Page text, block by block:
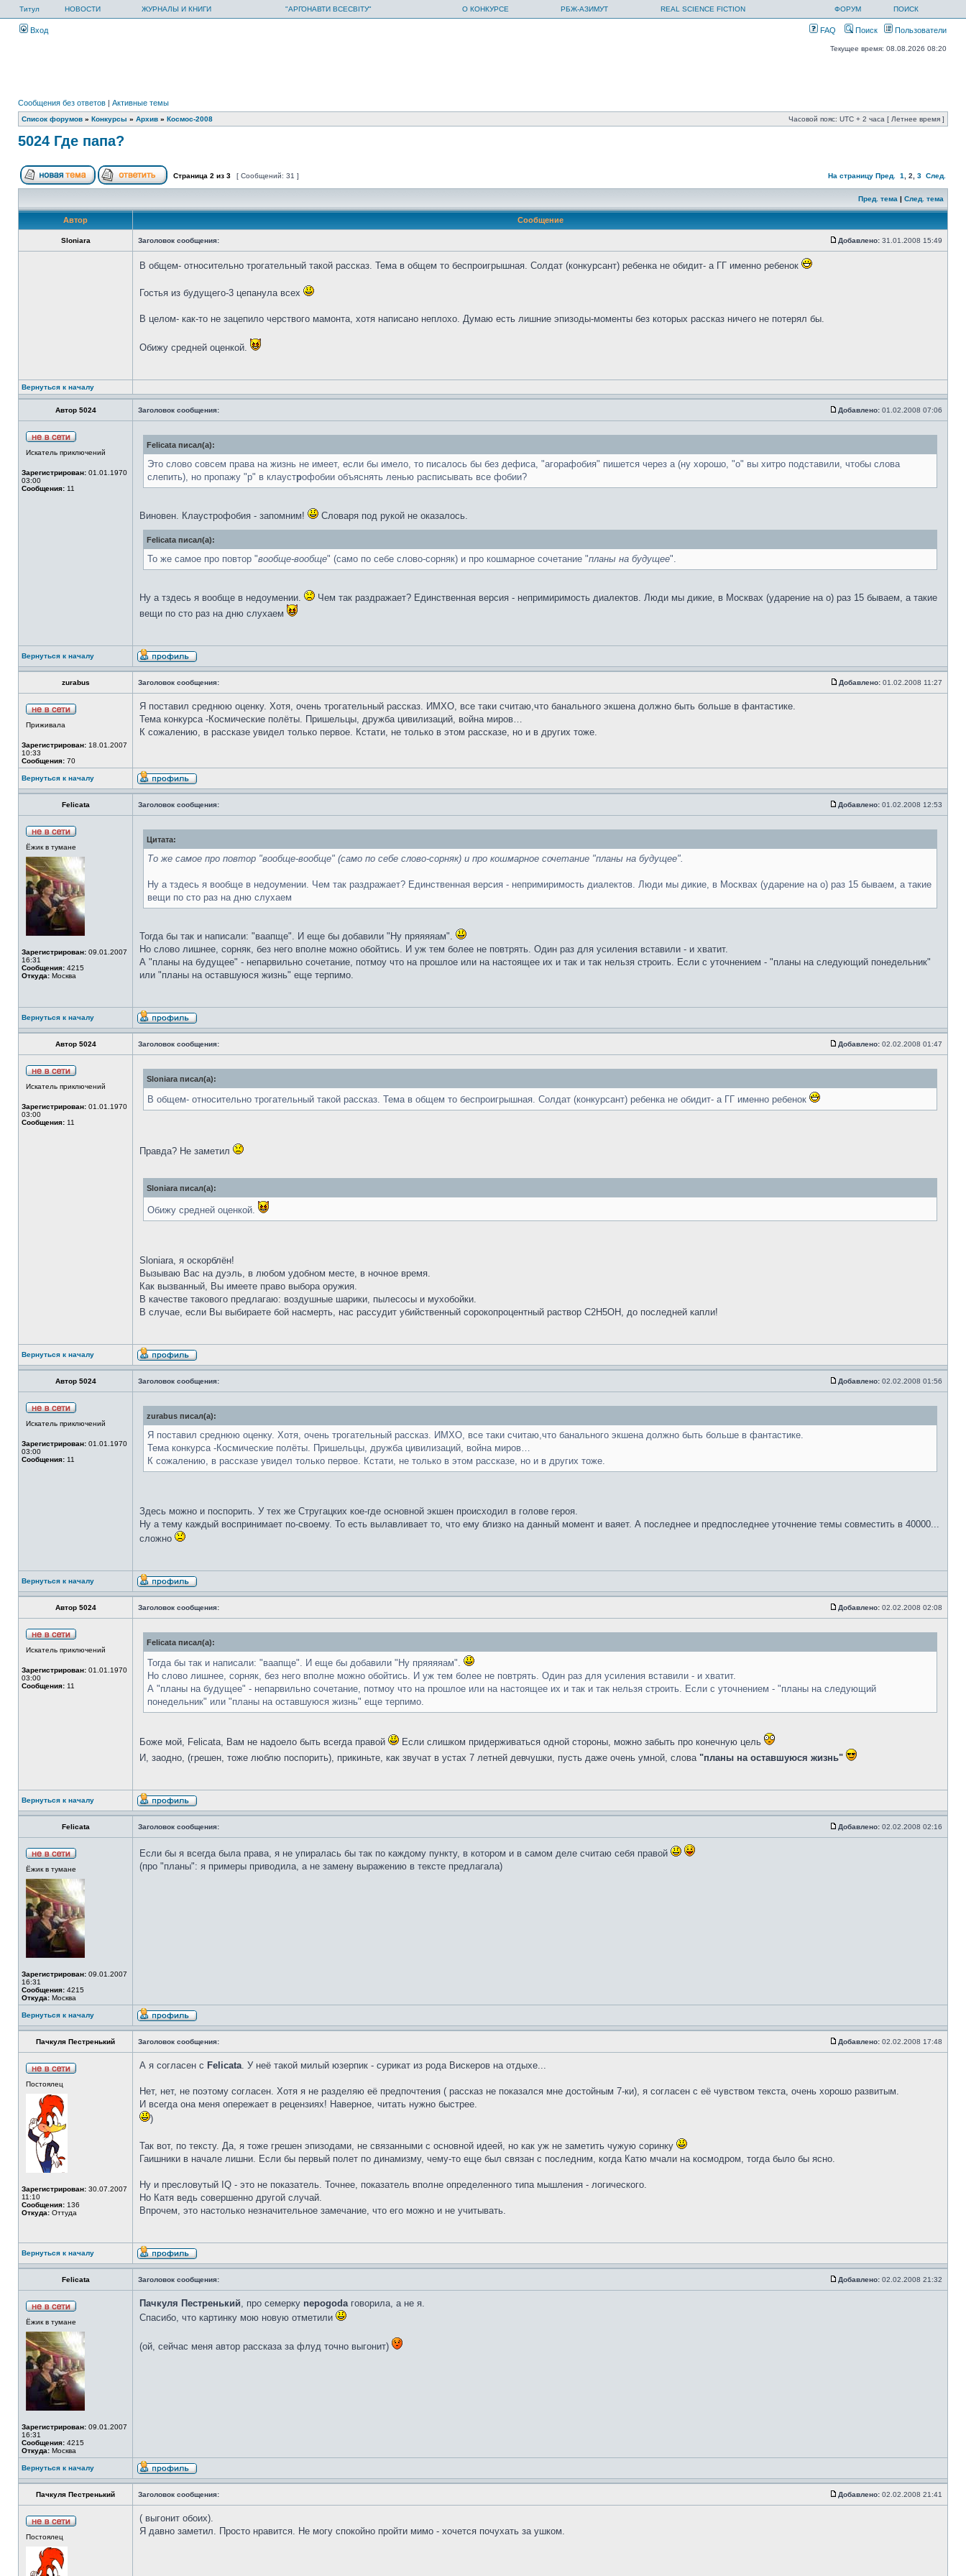
Титул НОВОСТИ ЖУРНАЛЫ И КНИГИ "АРГОНАВТИ ВСЕСВІТУ" О КОНКУРСЕ РБЖ-АЗИМУТ REAL SCIENCE FICTION ФОРУМ ПОИСК
Вход FAQ Поиск Пользователи
Текущее время: 08.08.2026 08:20
Сообщения без ответов | Активные темы
Список форумов » Конкурсы » Архив » Космос-2008 Часовой пояс: UTC + 2 часа [ Летнее время ]
5024 Где папа?
Страница 2 из 3 [ Сообщений: 31 ] На страницу Пред. 1 2 3 След.
Пред. тема | След. тема
Автор Сообщение
Sloniara Заголовок сообщения: Добавлено: 31.01.2008 15:49
В общем- относительно трогательный такой рассказ. Тема в общем то беспроигрышная. Солдат (конкурсант) ребенка не обидит- а ГГ именно ребенок
Гостья из будущего-3 цепанула всех
В целом- как-то не зацепило черствого мамонта, хотя написано неплохо. Думаю есть лишние эпизоды-моменты без которых рассказ ничего не потерял бы.
Обижу средней оценкой.
Вернуться к началу
Автор 5024 Заголовок сообщения: Добавлено: 01.02.2008 07:06
Искатель приключений
Зарегистрирован: 01.01.1970
03:00
Сообщения: 11
Felicata писал(а):
Это слово совсем права на жизнь не имеет, если бы имело, то писалось бы без дефиса, "агорафобия" пишется через а (ну хорошо, "о" вы хитро подставили, чтобы слова
слепить), но пропажу "р" в клаустрофобии объяснять ленью расписывать все фобии?
Виновен. Клаустрофобия - запомним! Словаря под рукой не оказалось.
Felicata писал(а):
То же самое про повтор "вообще-вообще" (само по себе слово-сорняк) и про кошмарное сочетание "планы на будущее".
Ну а тздесь я вообще в недоумении.
Чем так раздражает? Единственная версия - непримиримость диалектов. Люди мы дикие, в Москвах (ударение на о) раз 15 бываем, а такие
вещи по сто раз на дню слухаем
Вернуться к началу
zurabus Заголовок сообщения: Добавлено: 01.02.2008 11:27
Приживала
Зарегистрирован: 18.01.2007
10:33
Сообщения: 70
Я поставил среднюю оценку. Хотя, очень трогательный рассказ. ИМХО, все таки считаю,что банального экшена должно быть больше в фантастике.
Тема конкурса -Космические полёты. Пришельцы, дружба цивилизаций, война миров…
К сожалению, в рассказе увидел только первое. Кстати, не только в этом рассказе, но и в других тоже.
Вернуться к началу
Felicata Заголовок сообщения: Добавлено: 01.02.2008 12:53
Ёжик в тумане
Зарегистрирован: 09.01.2007
16:31
Сообщения: 4215
Откуда: Москва
Цитата:
То же самое про повтор "вообще-вообще" (само по себе слово-сорняк) и про кошмарное сочетание "планы на будущее".
Ну а тздесь я вообще в недоумении. Чем так раздражает? Единственная версия - непримиримость диалектов. Люди мы дикие, в Москвах (ударение на о) раз 15 бываем, а такие
вещи по сто раз на дню слухаем
Тогда бы так и написали: "ваапще". И еще бы добавили "Ну пряяяяам".
Но слово лишнее, сорняк, без него вполне можно обойтись. И уж тем более не повтрять. Один раз для усиления вставили - и хватит.
А "планы на будущее" - непарвильно сочетание, потмоу что на прошлое или на настоящее их и так и так нельзя строить. Если с уточнением - "планы на следующий понедельник"
или "планы на оставшуюся жизнь" еще терпимо.
Вернуться к началу
Автор 5024 Заголовок сообщения: Добавлено: 02.02.2008 01:47
Искатель приключений
Зарегистрирован: 01.01.1970
03:00
Сообщения: 11
Sloniara писал(а):
В общем- относительно трогательный такой рассказ. Тема в общем то беспроигрышная. Солдат (конкурсант) ребенка не обидит- а ГГ именно ребенок
Правда? Не заметил
Sloniara писал(а):
Обижу средней оценкой.
Sloniara, я оскорблён!
Вызываю Вас на дуэль, в любом удобном месте, в ночное время.
Как вызванный, Вы имеете право выбора оружия.
В качестве такового предлагаю: воздушные шарики, пылесосы и мухобойки.
В случае, если Вы выбираете бой насмерть, нас рассудит убийственный сорокопроцентный раствор С2Н5ОН, до последней капли!
Вернуться к началу
Автор 5024 Заголовок сообщения: Добавлено: 02.02.2008 01:56
Искатель приключений
Зарегистрирован: 01.01.1970
03:00
Сообщения: 11
zurabus писал(а):
Я поставил среднюю оценку. Хотя, очень трогательный рассказ. ИМХО, все таки считаю,что банального экшена должно быть больше в фантастике.
Тема конкурса -Космические полёты. Пришельцы, дружба цивилизаций, война миров…
К сожалению, в рассказе увидел только первое. Кстати, не только в этом рассказе, но и в других тоже.
Здесь можно и поспорить. У тех же Стругацких кое-где основной экшен происходил в голове героя.
Ну а тему каждый воспринимает по-своему. То есть вылавливает то, что ему близко на данный момент и ваяет. А последнее и предпоследнее уточнение темы совместить в 40000...
сложно
Вернуться к началу
Автор 5024 Заголовок сообщения: Добавлено: 02.02.2008 02:08
Искатель приключений
Зарегистрирован: 01.01.1970
03:00
Сообщения: 11
Felicata писал(а):
Тогда бы так и написали: "ваапще". И еще бы добавили "Ну пряяяяам".
Но слово лишнее, сорняк, без него вполне можно обойтись. И уж тем более не повтрять. Один раз для усиления вставили - и хватит.
А "планы на будущее" - непарвильно сочетание, потмоу что на прошлое или на настоящее их и так и так нельзя строить. Если с уточнением - "планы на следующий
понедельник" или "планы на оставшуюся жизнь" еще терпимо.
Боже мой, Felicata, Вам не надоело быть всегда правой
Если слишком придерживаться одной стороны, можно забыть про конечную цель
И, заодно, (грешен, тоже люблю поспорить), прикиньте, как звучат в устах 7 летней девчушки, пусть даже очень умной, слова "планы на оставшуюся жизнь"
Вернуться к началу
Felicata Заголовок сообщения: Добавлено: 02.02.2008 02:16
Ёжик в тумане
Зарегистрирован: 09.01.2007
16:31
Сообщения: 4215
Откуда: Москва
Если бы я всегда была права, я не упиралась бы так по каждому пункту, в котором и в самом деле считаю себя правой
(про "планы": я примеры приводила, а не замену выражению в тексте предлагала)
Вернуться к началу
Пачкуля Пестренький Заголовок сообщения: Добавлено: 02.02.2008 17:48
Постоялец
Зарегистрирован: 30.07.2007
11:10
Сообщения: 136
Откуда: Оттуда
А я согласен с Felicata. У неё такой милый юзерпик - сурикат из рода Вискеров на отдыхе...
Нет, нет, не поэтому согласен. Хотя я не разделяю её предпочтения ( рассказ не показался мне достойным 7-ки), я согласен с её чувством текста, очень хорошо развитым.
И всегда она меня опережает в рецензиях! Наверное, читать нужно быстрее.
)
Так вот, по тексту. Да, я тоже грешен эпизодами, не связанными с основной идеей, но как уж не заметить чужую соринку
Гаишники в начале лишни. Если бы первый полет по динамизму, чему-то еще был связан с последним, когда Катю мчали на космодром, тогда было бы ясно.
Ну и пресловутый IQ - это не показатель. Точнее, показатель вполне определенного типа мышления - логического.
Но Катя ведь совершенно другой случай.
Впрочем, это настолько незначительное замечание, что его можно и не учитывать.
Вернуться к началу
Felicata Заголовок сообщения: Добавлено: 02.02.2008 21:32
Ёжик в тумане
Зарегистрирован: 09.01.2007
16:31
Сообщения: 4215
Откуда: Москва
Пачкуля Пестренький, про семерку nepogodaговорила, а не я.
Спасибо, что картинку мою новую отметили
(ой, сейчас меня автор рассказа за флуд точно выгонит)
Вернуться к началу
Пачкуля Пестренький Заголовок сообщения: Добавлено: 02.02.2008 21:41
Постоялец
( выгонит обоих).
Я давно заметил. Просто нравится. Не могу спокойно пройти мимо - хочется почухать за ушком.